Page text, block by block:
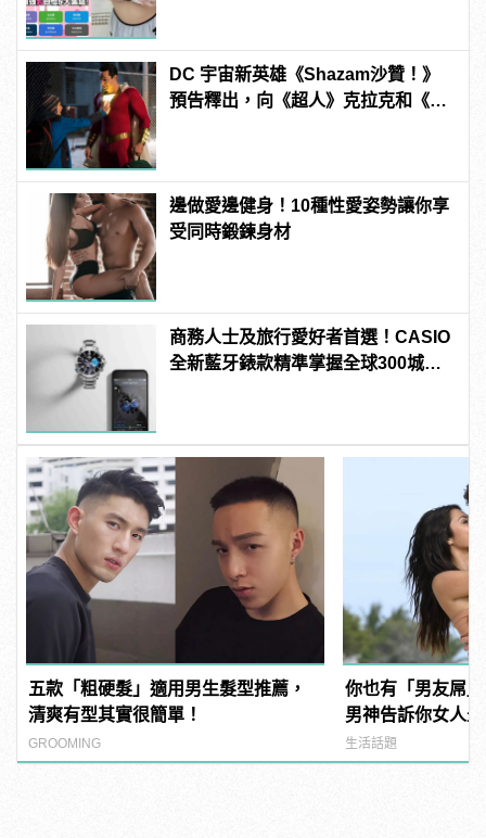
DC 宇宙新英雄《Shazam沙贊！》
預告釋出，向《超人》克拉克和《自
邊做愛邊健身！10種性愛姿勢讓你享
受同時鍛鍊身材
商務人士及旅行愛好者首選！CASIO
全新藍牙錶款精準掌握全球300城市
五款「粗硬髮」適用男生髮型推薦，
清爽有型其實很簡單！
GROOMING
你也有「男友屌
男神告訴你女人
Dick」是啥？ |
男
生活話題